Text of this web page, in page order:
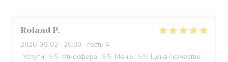
Roland P
2026-08-02 - 20:30 - гости 4
Услуги : 5/5 Атмосфера : 5/5 Меню : 5/5 Цена / качество :